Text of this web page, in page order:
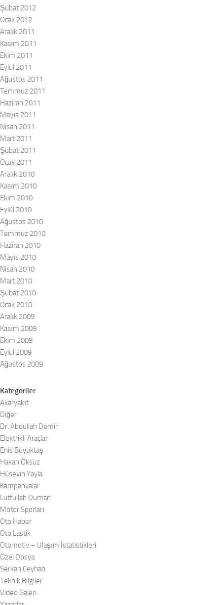
Şubat 2012
Ocak 2012
Aralık 2011
Kasım 2011
Ekim 2011
Eylül 2011
Ağustos 2011
Temmuz 2011
Haziran 2011
Mayıs 2011
Nisan 2011
Mart 2011
Şubat 2011
Ocak 2011
Aralık 2010
Kasım 2010
Ekim 2010
Eylül 2010
Ağustos 2010
Temmuz 2010
Haziran 2010
Mayıs 2010
Nisan 2010
Mart 2010
Şubat 2010
Ocak 2010
Aralık 2009
Kasım 2009
Ekim 2009
Eylül 2009
Ağustos 2009
Kategoriler
Akaryakıt
Diğer
Dr. Abdullah Demir
Elektrikli Araçlar
Enis Büyüktaş
Hakan Öksüz
Hüseyin Yayla
Kampanyalar
Lutfullah Duman
Motor Sporları
Oto Haber
Oto Lastik
Otomotiv – Ulaşım İstatistikleri
Özel Dosya
Serkan Ceyhan
Teknik Bilgiler
Video Galeri